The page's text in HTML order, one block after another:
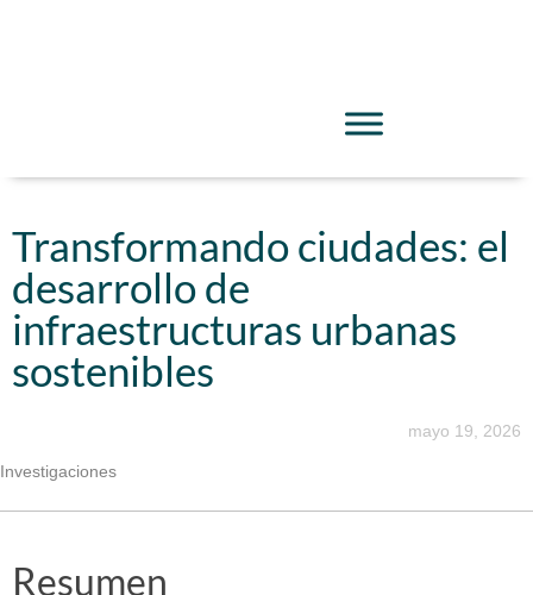
Transformando ciudades: el
desarrollo de
infraestructuras urbanas
sostenibles
mayo 19, 2026
Investigaciones
Resumen